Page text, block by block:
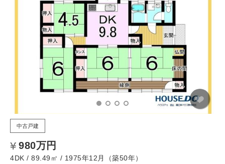
中古戸建
980万円
4DK / 89.49㎡ / 1975年12月（築50年）